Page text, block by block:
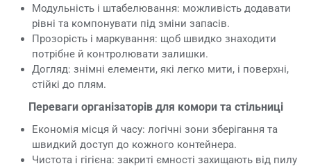
Модульність і штабелювання: можливість додавати
рівні та компонувати під зміни запасів.
Прозорість і маркування: щоб швидко знаходити
потрібне й контролювати залишки.
Догляд: знімні елементи, які легко мити, і поверхні,
стійкі до плям.
Переваги організаторів для комори та стільниці
Економія місця й часу: логічні зони зберігання та
швидкий доступ до кожного контейнера.
Чистота і гігієна: закриті ємності захищають від пилу